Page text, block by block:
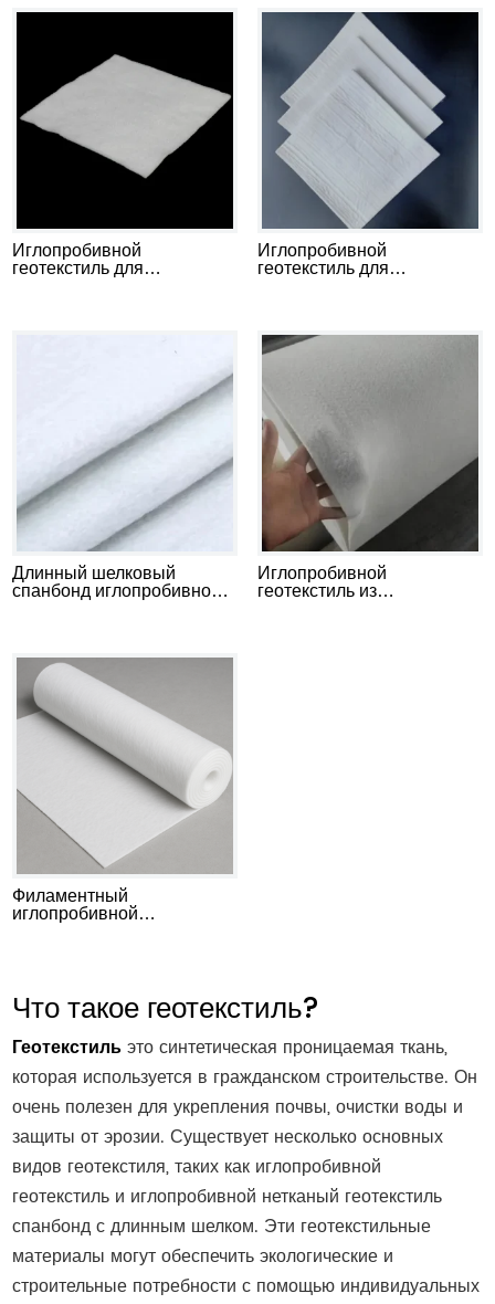
Иглопробивной
геотекстиль для
Иглопробивной
геотекстиль для
Длинный шелковый
спанбонд иглопробивной
Иглопробивной
геотекстиль из
Филаментный
иглопробивной
Что такое геотекстиль?
Геотекстильэто синтетическая проницаемая ткань,
которая используется в гражданском строительстве. Он
очень полезен для укрепления почвы, очистки воды и
защиты от эрозии. Существует несколько основных
видов геотекстиля, таких как иглопробивной
геотекстиль и иглопробивной нетканый геотекстиль
спанбонд с длинным шелком. Эти геотекстильные
материалы могут обеспечить экологические и
строительные потребности с помощью индивидуальных